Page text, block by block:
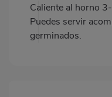
Caliente al horno
Puedes servir
germinados.